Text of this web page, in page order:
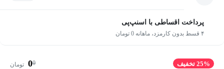
پرداخت اقساطی با اسنپ‌پی
۴ قسط بدون کارمزد، ماهانه 0 تومان
25% تخفیف 0
0 تومان